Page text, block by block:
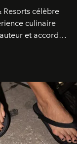
Resorts célèbre
culinaire
et accords